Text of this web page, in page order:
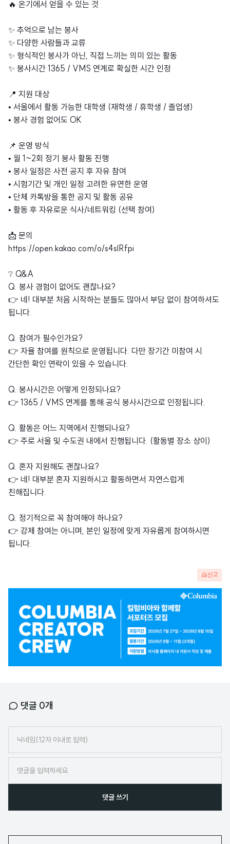
🔥 온기에서 얻을 수 있는 것
✨ 추억으로 남는 봉사
✨ 다양한 사람들과 교류
✨ 형식적인 봉사가 아닌, 직접 느끼는 의미 있는 활동
✨ 봉사시간 1365 / VMS 연계로 확실한 시간 인정
📍 지원 대상
• 서울에서 활동 가능한 대학생 (재학생 / 휴학생 / 졸업생)
• 봉사 경험 없어도 OK
📌 운영 방식
• 월 1~2회 정기 봉사 활동 진행
• 봉사 일정은 사전 공지 후 자유 참여
• 시험기간 및 개인 일정 고려한 유연한 운영
• 단체 카톡방을 통한 공지 및 활동 공유
• 활동 후 자유로운 식사/네트워킹 (선택 참여)
📩 문의
https://open.kakao.com/o/s4slRfpi
❔ Q&A
Q. 봉사 경험이 없어도 괜찮나요?
👉 네! 대부분 처음 시작하는 분들도 많아서 부담 없이 참여하셔도
됩니다.
Q. 참여가 필수인가요?
👉 자율 참여를 원칙으로 운영됩니다. 다만 장기간 미참여 시
간단한 확인 연락이 있을 수 있습니다.
Q. 봉사시간은 어떻게 인정되나요?
👉 1365 / VMS 연계를 통해 공식 봉사시간으로 인정됩니다.
Q. 활동은 어느 지역에서 진행되나요?
👉 주로 서울 및 수도권 내에서 진행됩니다. (활동별 장소 상이)
Q. 혼자 지원해도 괜찮나요?
👉 네! 대부분 혼자 지원하시고 활동하면서 자연스럽게
친해집니다.
Q. 정기적으로 꼭 참여해야 하나요?
👉 강제 참여는 아니며, 본인 일정에 맞게 자유롭게 참여하시면
됩니다.
신고
댓글 0개
임
댓글 쓰기